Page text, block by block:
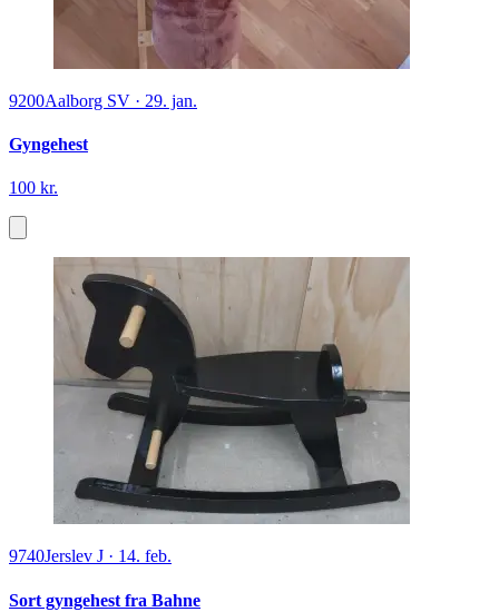
9200Aalborg SV · 29. jan.
Gyngehest
100 kr.
9740Jerslev J · 14. feb.
Sort gyngehest fra Bahne